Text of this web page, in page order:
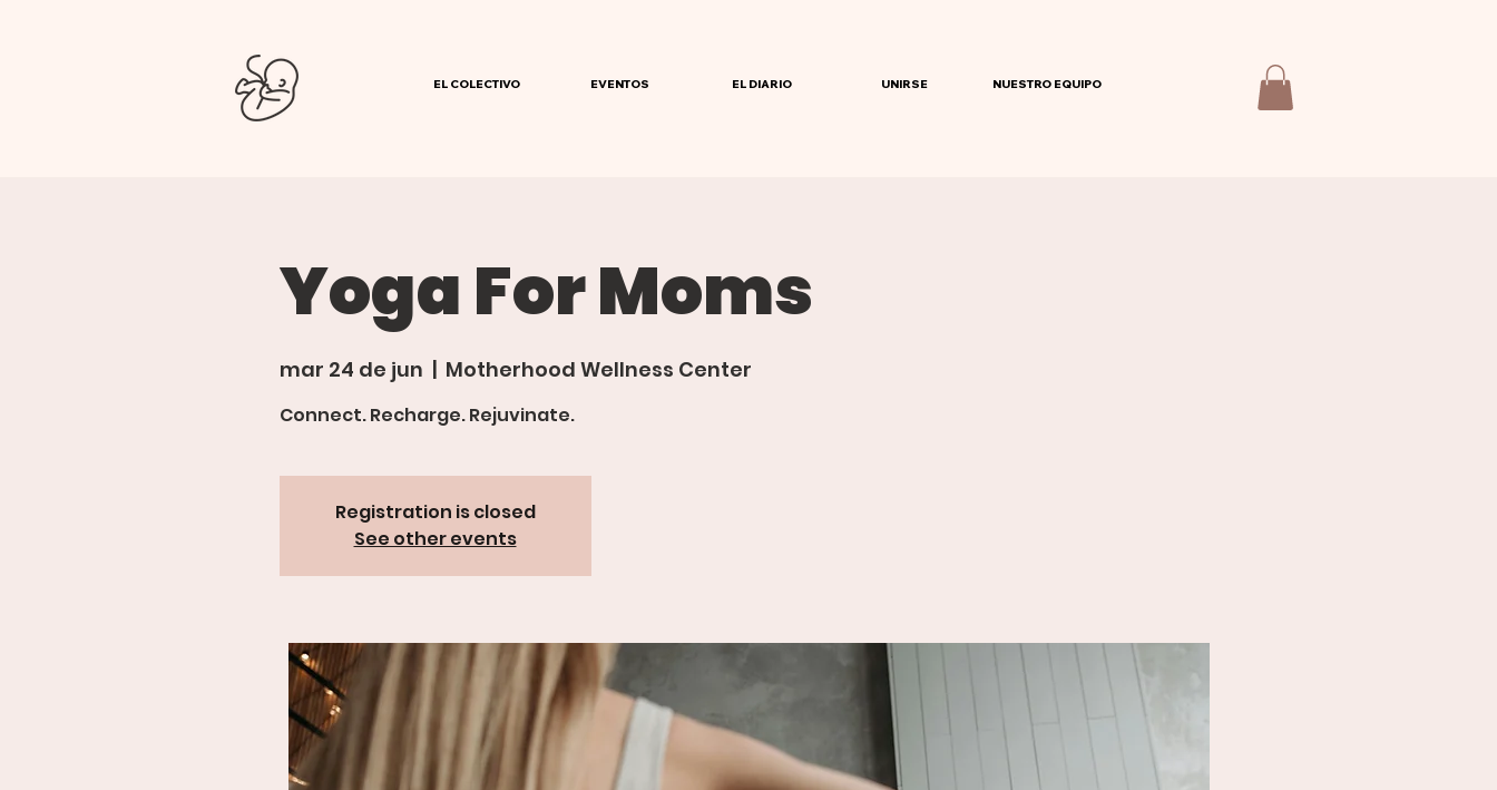
EL COLECTIVO EVENTOS EL DIARIO UNIRSE NUESTRO EQUIPO
Yoga For Moms
mar 24 de jun
  |
Motherhood Wellness Center
Connect. Recharge. Rejuvinate.
Registration is closed
See other events